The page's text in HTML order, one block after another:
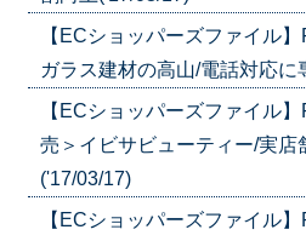
【ECショッパーズファイル
ガラス建材の高山/電話対応
【ECショッパーズファイル
売＞イビサビューティー/実店
('17/03/17)
【ECショッパーズファイル